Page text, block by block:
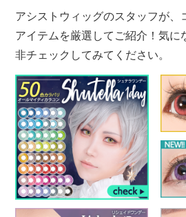
アシストウィッグのスタッフが、
アイテムを厳選してご紹介！気に
非チェックしてみてください。